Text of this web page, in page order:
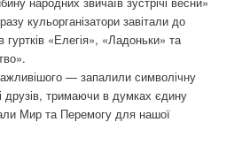
о
з
а
и
с
а
кульорганізатори завітали до
гуртків «Елегія», «Ладоньки» та
— запалили символічну
друзів, тримаючи в думках єдину
Мир та Перемогу для нашої